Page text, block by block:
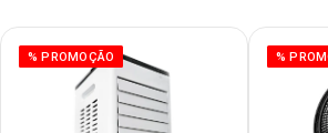
% PROMOÇÃO %